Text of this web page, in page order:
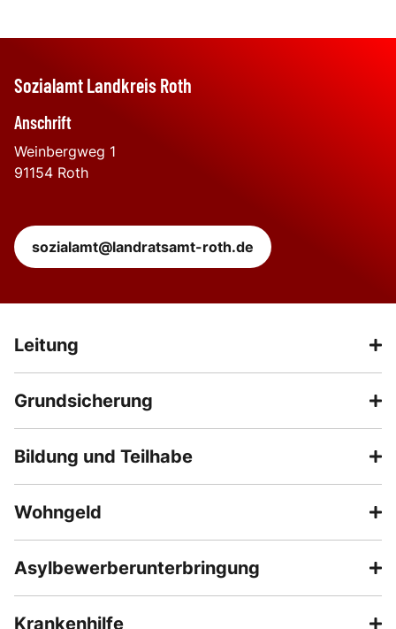
Sozialamt Landkreis Roth
Anschrift
Weinbergweg 1
91154 Roth
sozialamt@landratsamt-roth.de
Leitung
Grundsicherung
Bildung und Teilhabe
Wohngeld
Asylbewerberunterbringung
Krankenhilfe